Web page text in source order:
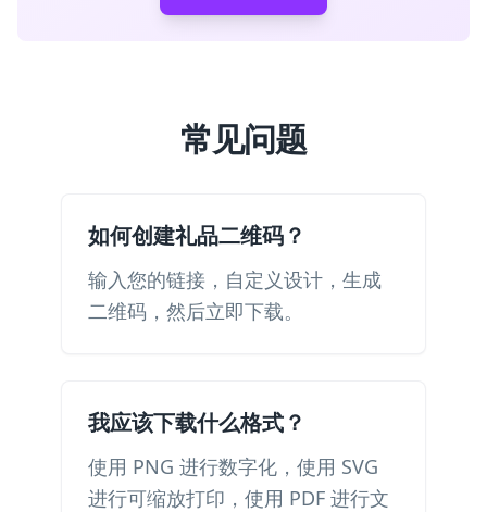
常见问题
如何创建礼品二维码？
输入您的链接，自定义设计，生成
二维码，然后立即下载。
我应该下载什么格式？
使用 PNG 进行数字化，使用 SVG
进行可缩放打印，使用 PDF 进行文